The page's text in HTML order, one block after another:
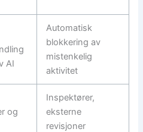
AI
Automatisk
blokkering av
mistenkelig
aktivitet
og
Inspektører,
eksterne
revisjoner